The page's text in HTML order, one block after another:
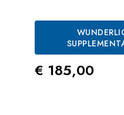
Prezzo
€ 185,00